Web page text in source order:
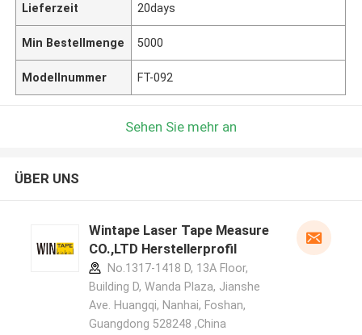
Lieferzeit 20days
Min Bestellmenge 5000
Modellnummer FT-092
Sehen Sie mehr an
ÜBER UNS
Wintape Laser Tape Measure
CO.,LTD Herstellerprofil
No.1317-1418 D, 13A Floor,
Building D, Wanda Plaza, Jianshe
Ave. Huangqi, Nanhai, Foshan,
Guangdong 528248 ,China